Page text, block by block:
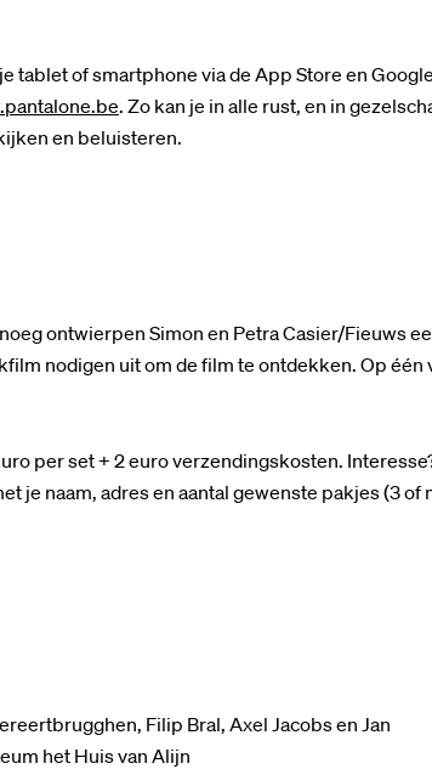
tablet of smartphone via de App Store en
. Zo kan je in alle rust, en in
en beluisteren.
ontwierpen Simon en Petra Casier/Fieuws
nodigen uit om de film te ontdekken. Op één
per set + 2 euro verzendingskosten.
je naam, adres en aantal gewenste pakjes (3 of
Filip Bral, Axel Jacobs en Jan
het Huis van Alijn